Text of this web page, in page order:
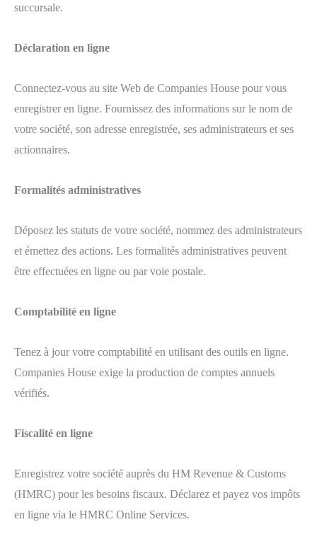
succursale.
Déclaration en ligne
Connectez-vous au site Web de Companies House pour vous
enregistrer en ligne. Fournissez des informations sur le nom de
votre société, son adresse enregistrée, ses administrateurs et ses
actionnaires.
Formalités administratives
Déposez les statuts de votre société, nommez des administrateurs
et émettez des actions. Les formalités administratives peuvent
être effectuées en ligne ou par voie postale.
Comptabilité en ligne
Tenez à jour votre comptabilité en utilisant des outils en ligne.
Companies House exige la production de comptes annuels
vérifiés.
Fiscalité en ligne
Enregistrez votre société auprès du HM Revenue & Customs
(HMRC) pour les besoins fiscaux. Déclarez et payez vos impôts
en ligne via le HMRC Online Services.